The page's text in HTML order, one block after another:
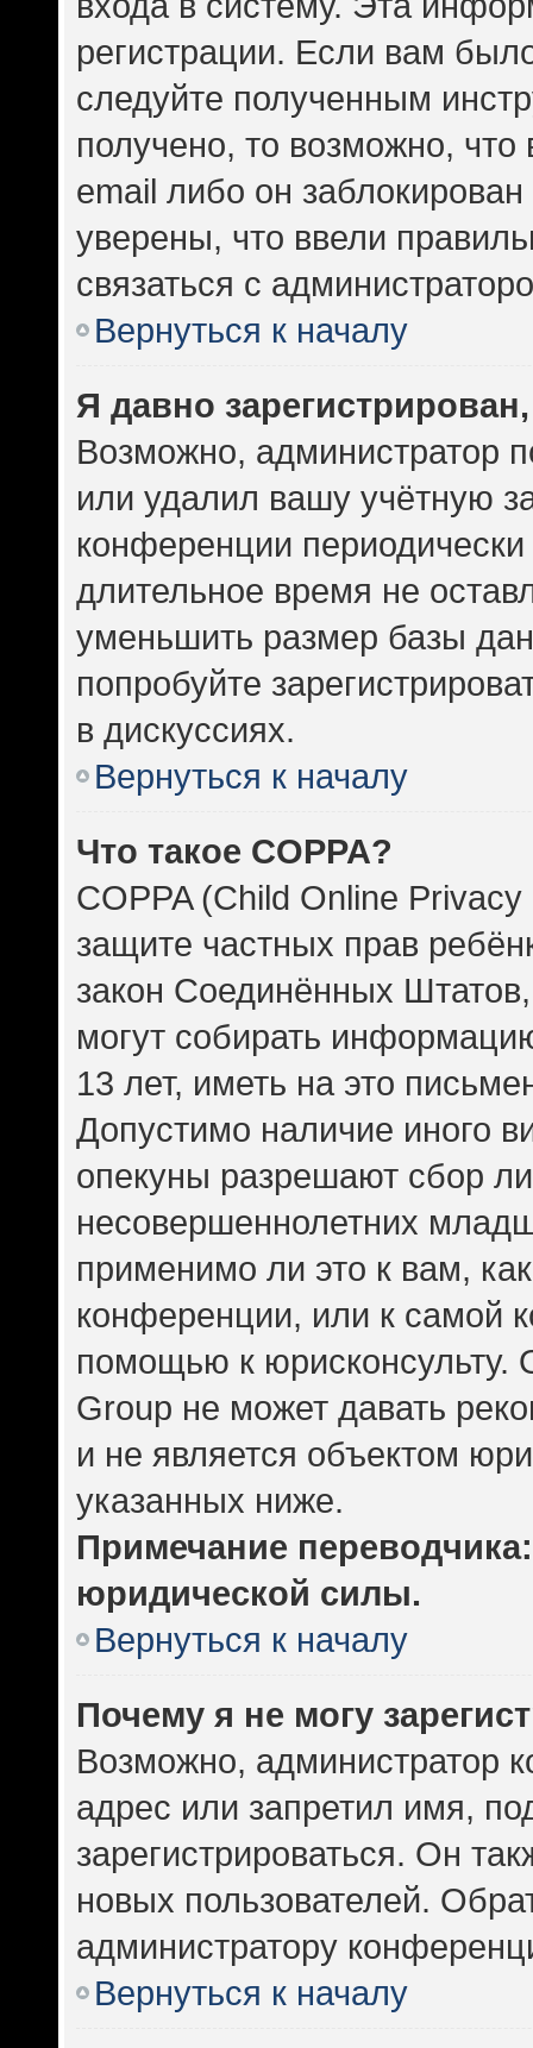
регистрации. Если вам
следуйте полученным
получено, то возможно,
email либо он
уверены, что ввели
связаться с
Вернуться к началу
Я давно
Возможно, администратор
или удалил вашу учётную
конференции
длительное время не
уменьшить размер базы
попробуйте
в дискуссиях.
Вернуться к началу
Что такое COPPA?
COPPA (Child Online
защите частных прав
закон Соединённых
могут собирать
13 лет, иметь на это
Допустимо наличие иного
опекуны разрешают сбор
несовершеннолетних
применимо ли это к вам,
конференции, или к самой
помощью к юрисконсульту.
Group не может давать
и не является объектом
указанных ниже.
Примечание
юридической силы.
Вернуться к началу
Почему я не могу
Возможно, администратор
адрес или запретил имя,
зарегистрироваться. Он
новых пользователей.
администратору
Вернуться к началу